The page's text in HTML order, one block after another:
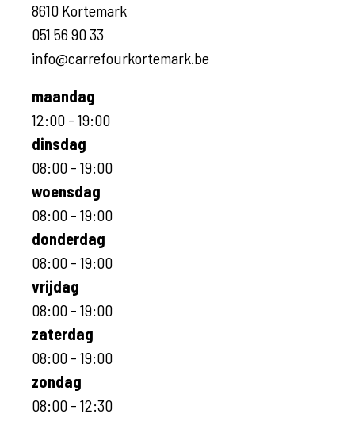
8610 Kortemark
051 56 90 33
info@carrefourkortemark.be
maandag
12:00 - 19:00
dinsdag
08:00 - 19:00
woensdag
08:00 - 19:00
donderdag
08:00 - 19:00
vrijdag
08:00 - 19:00
zaterdag
08:00 - 19:00
zondag
08:00 - 12:30